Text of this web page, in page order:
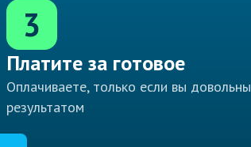
3
Платите за готовое
Оплачиваете, только если вы довольны
результатом